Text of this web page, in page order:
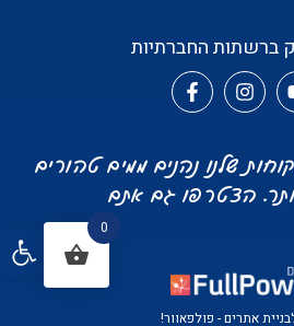
פתח
ברשתות החברתיות
שהלקוחות שלנו נהנים ממים טהורים
הצטרפו גם אתם
אתרים - פולפאוור!
0